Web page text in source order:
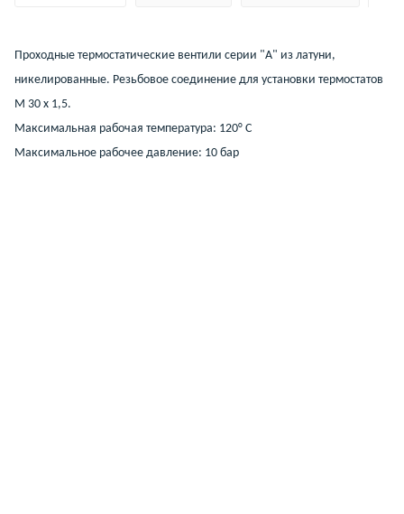
Проходные термостатические вентили серии "A" из латуни,
никелированные. Резьбовое соединение для установки термостатов
M 30 x 1,5.
Максимальная рабочая температура: 120° C
Максимальное рабочее давление: 10 бар